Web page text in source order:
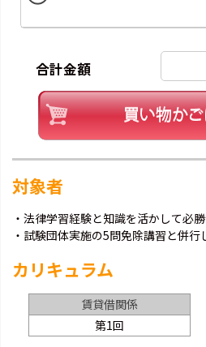
合計金額
対象者
・法律学習経験と知識を活かして必
・試験団体実施の5問免除講習と併
カリキュラム
賃貸借関係
第1回